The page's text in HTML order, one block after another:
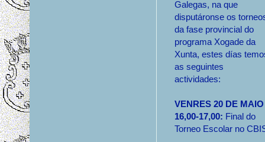
Galegas, na que
disputáronse os
da fase provincial do
programa Xogade da
Xunta, estes días
as seguintes
actividades:
VENRES 20 DE MAIO
16,00-17,00: Final do
Torneo Escolar no